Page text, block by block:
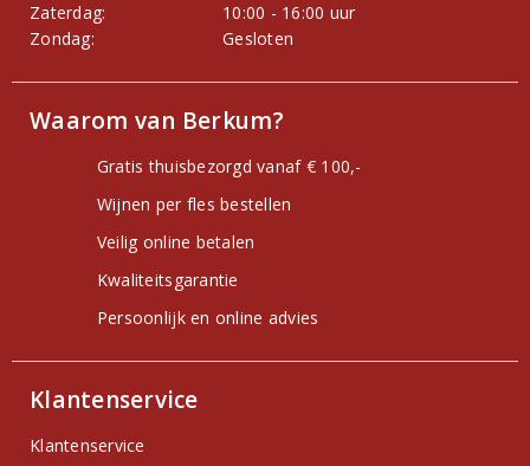
Zaterdag:
10:00 - 16:00 uur
Zondag:
Gesloten
Waarom van Berkum?
Gratis thuisbezorgd vanaf € 100,-
Wijnen per fles bestellen
Veilig online betalen
Kwaliteitsgarantie
Persoonlijk en online advies
Klantenservice
Klantenservice